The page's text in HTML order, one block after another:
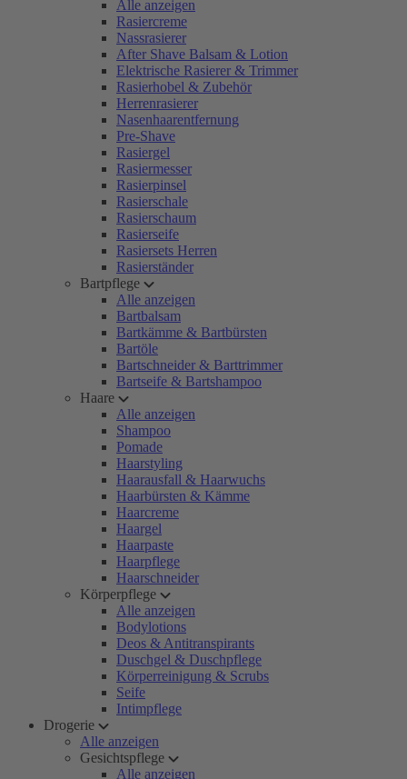
Alle anzeigen
Rasiercreme
Nassrasierer
After Shave Balsam & Lotion
Elektrische Rasierer & Trimmer
Rasierhobel & Zubehör
Herrenrasierer
Nasenhaarentfernung
Pre-Shave
Rasiergel
Rasiermesser
Rasierpinsel
Rasierschale
Rasierschaum
Rasierseife
Rasiersets Herren
Rasierständer
Bartpflege
Alle anzeigen
Bartbalsam
Bartkämme & Bartbürsten
Bartöle
Bartschneider & Barttrimmer
Bartseife & Bartshampoo
Haare
Alle anzeigen
Shampoo
Pomade
Haarstyling
Haarausfall & Haarwuchs
Haarbürsten & Kämme
Haarcreme
Haargel
Haarpaste
Haarpflege
Haarschneider
Körperpflege
Alle anzeigen
Bodylotions
Deos & Antitranspirants
Duschgel & Duschpflege
Körperreinigung & Scrubs
Seife
Intimpflege
Drogerie
Alle anzeigen
Gesichtspflege
Alle anzeigen